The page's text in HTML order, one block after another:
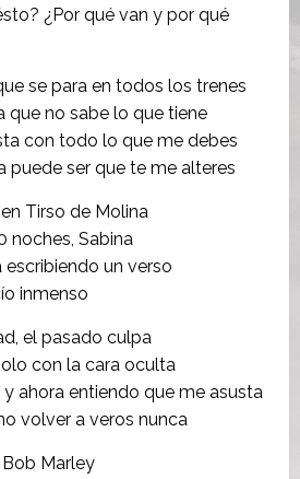
¿Por qué van y por qué
se para en todos los trenes
que no sabe lo que tiene
con todo lo que me debes
puede ser que te me alteres
Tirso de Molina
noches, Sabina
escribiendo un verso
inmenso
el pasado culpa
con la cara oculta
ahora entiendo que me asusta
volver a veros nunca
Marley